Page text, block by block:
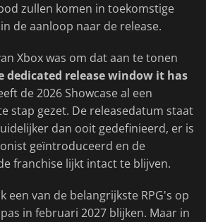
zullen komen in toekomstige
de aanloop naar de release.
Xbox was om dat aan te tonen
dedicated release window it has
de 2026 Showcase al een
stap gezet. De releasedatum staat
dan ooit gedefinieerd, er is
geïntroduceerd en de
franchise lijkt intact te blijven.
een van de belangrijkste RPG's op
in februari 2027 blijken. Maar in